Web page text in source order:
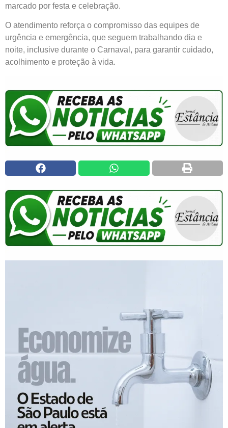
marcado por festa e celebração.
O atendimento reforça o compromisso das equipes de
urgência e emergência, que seguem trabalhando dia e
noite, inclusive durante o Carnaval, para garantir cuidado,
acolhimento e proteção à vida.